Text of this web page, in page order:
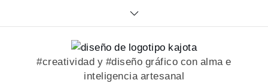
#creatividad y #diseño gráfico con alma e
inteligencia artesanal